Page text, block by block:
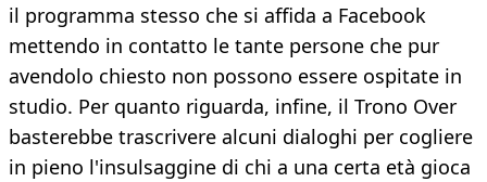
il programma stesso che si affida a Facebook
mettendo in contatto le tante persone che pur
avendolo chiesto non possono essere ospitate in
studio. Per quanto riguarda, infine, il Trono Over
basterebbe trascrivere alcuni dialoghi per cogliere
in pieno l'insulsaggine di chi a una certa età gioca